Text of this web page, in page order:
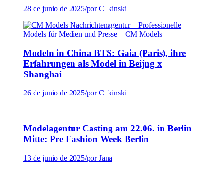
28 de junio de 2025/por C_kinski
Modeln in China BTS: Gaia (Paris), ihre
Erfahrungen als Model in Beijng x
Shanghai
26 de junio de 2025/por C_kinski
Modelagentur Casting am 22.06. in Berlin
Mitte: Pre Fashion Week Berlin
13 de junio de 2025/por Jana